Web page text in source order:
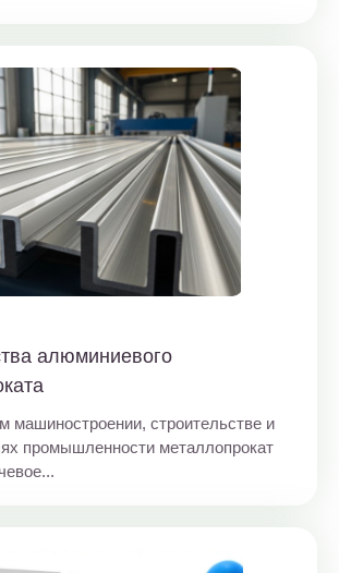
алюминиевого
машиностроении, строительстве и
промышленности металлопрокат